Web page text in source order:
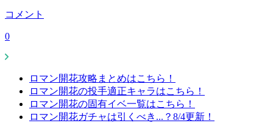
コメント
0
ロマン開花攻略まとめはこちら！
ロマン開花の投手適正キャラはこちら！
ロマン開花の固有イベ一覧はこちら！
ロマン開花ガチャは引くべき...？8/4更新！